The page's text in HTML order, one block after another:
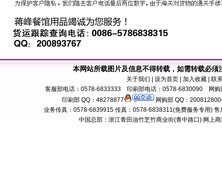
本网站所载图片及信息不得转载，如需转载必
关于我们
| 设为首页 | 加入收藏 |
客服部电话：0578-6833333 印刷部电话：0578-6830090 网
印刷部 QQ：48278877
网购部 QQ：200812800
业务传真：0578-6839915 传真：0578-6838311(免费服务专用)
中国总部：浙江青田油竹芝竹商业街(青中路口) 网上